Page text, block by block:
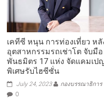
เคทีซี หนุน การท่องเที่ยว หลั
อุตสาหกรรมรถเช่าโต จับมือ
พันธมิตร 17 แห่ง จัดแคมเป
พิเศษรับไฮซีซั่น
July 24, 2023
กองบรรณาธิการ
0